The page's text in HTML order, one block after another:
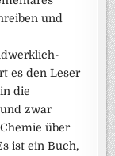
und
es den Leser
die
zwar
über
ist ein Buch,